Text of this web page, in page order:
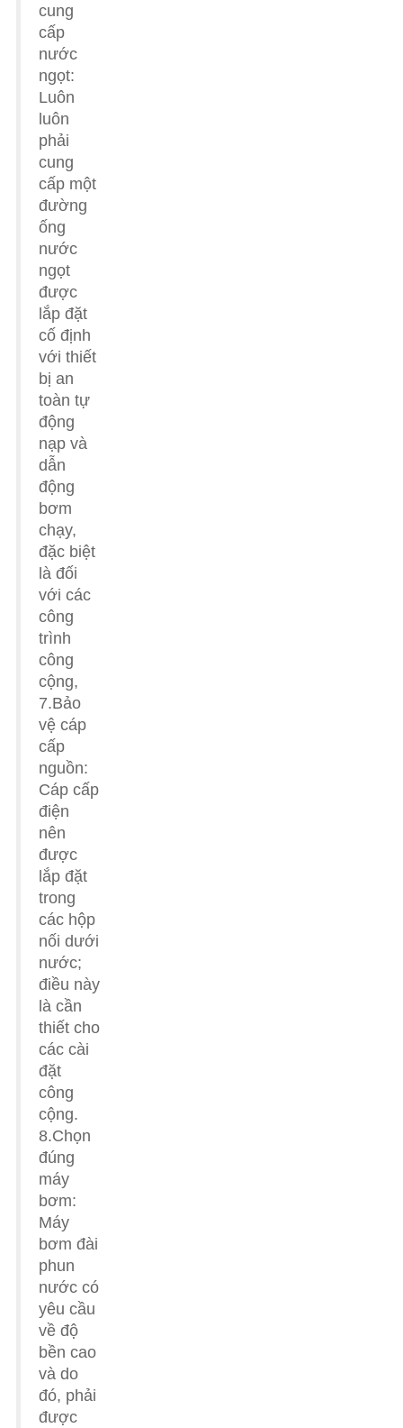
cung
cấp
nước
ngọt:
Luôn
luôn
phải
cung
cấp một
đường
ống
nước
ngọt
được
lắp đặt
cố định
với thiết
bị an
toàn tự
động
nạp và
dẫn
động
bơm
chạy,
đặc biệt
là đối
với các
công
trình
công
cộng,
7.Bảo
vệ cáp
cấp
nguồn:
Cáp cấp
điện
nên
được
lắp đặt
trong
các hộp
nối dưới
nước;
điều này
là cần
thiết cho
các cài
đặt
công
cộng.
8.Chọn
đúng
máy
bơm:
Máy
bơm đài
phun
nước có
yêu cầu
về độ
bền cao
và do
đó, phải
được